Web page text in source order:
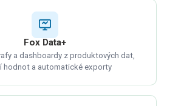
Fox Data+
a dashboardy z produktových dat,
hodnot a automatické exporty